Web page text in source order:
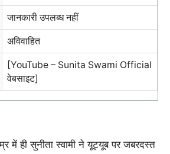
जानकारी उपलब्ध नहीं
अविवाहित
[YouTube – Sunita Swami Official
वेबसाइट]
में ही सुनीता स्वामी ने यूट्यूब पर जबरदस्त